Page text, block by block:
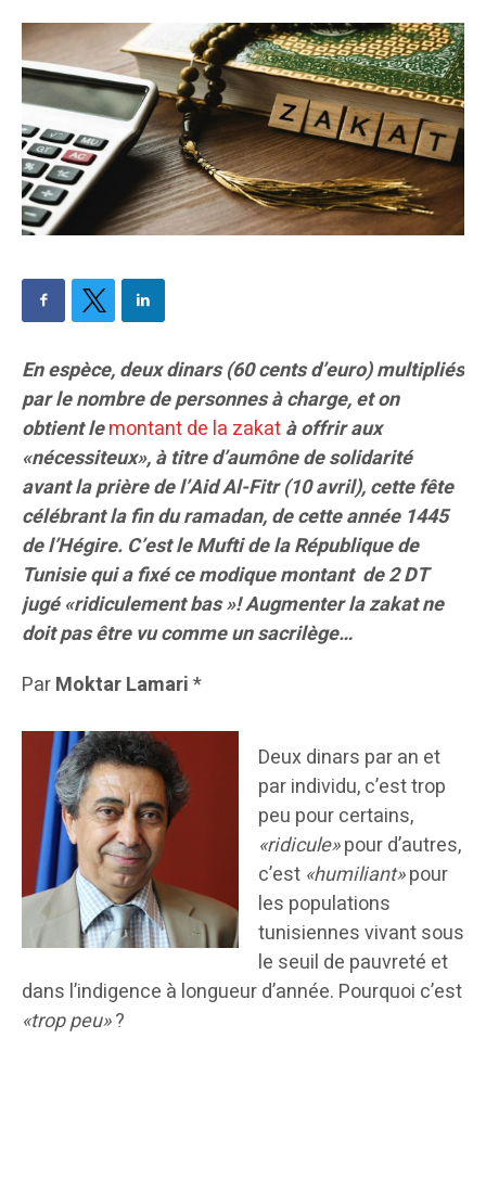
En espèce, deux dinars (60 cents d’euro) multipliés
par le nombre de personnes à charge, et on
obtient lemontant de la zakatà offrir aux
«nécessiteux», à titre d’aumône de solidarité
avant la prière de l’Aid Al-Fitr (10 avril), cette fête
célébrant la fin du ramadan, de cette année 1445
de l’Hégire. C’est le Mufti de la République de
Tunisie qui a fixé ce modique montant de 2 DT
jugé «ridiculement bas »! Augmenter la zakat ne
doit pas être vu comme un sacrilège…
ParMoktar Lamari*
Deux dinars par an et
par individu, c’est trop
peu pour certains,
«ridicule»pour d’autres,
c’est «humiliant»pour
les populations
tunisiennes vivant sous
le seuil de pauvreté et
dans l’indigence à longueur d’année. Pourquoi c’est
«trop peu»?